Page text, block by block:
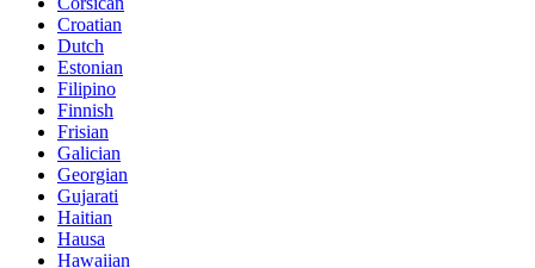
Croatian
Dutch
Estonian
Filipino
Finnish
Frisian
Galician
Georgian
Gujarati
Haitian
Hausa
Hawaiian